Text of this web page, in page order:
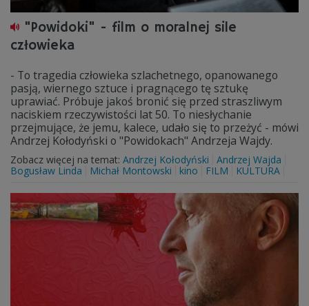
"Powidoki" - film o moralnej sile
człowieka
- To tragedia człowieka szlachetnego, opanowanego
pasją, wiernego sztuce i pragnącego tę sztukę
uprawiać. Próbuje jakoś bronić się przed straszliwym
naciskiem rzeczywistości lat 50. To niesłychanie
przejmujące, że jemu, kalece, udało się to przeżyć - mówi
Andrzej Kołodyński o "Powidokach" Andrzeja Wajdy.
Zobacz więcej na temat: Andrzej Kołodyński
Andrzej Wajda
Bogusław Linda
Michał Montowski kino FILM KULTURA